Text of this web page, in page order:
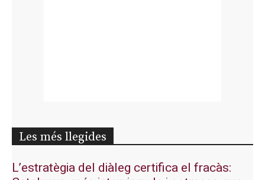
Les més llegides
L’estratègia del diàleg certifica el fracàs: